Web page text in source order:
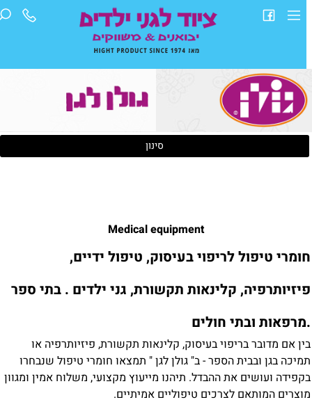
סינון
Medical equipment
טיפול לריפוי בעיסוק, טיפול ידיים,
קלינאות תקשורת, גני ילדים . בתי ספר
ובתי חולים
אם מדובר בריפוי בעיסוק, קלינאות תקשורת, פיזיותרפיה או
בגן ובבית הספר - ב" גולן לגן " תמצאו חומרי טיפול שנבחרו
ועושים את ההבדל. תיהנו מייעוץ מקצועי, משלוח אמין ומגוון
המותאם לצרכים טיפוליים אמיתיים.